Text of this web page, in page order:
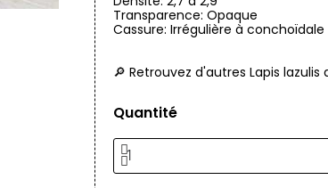
Transparence: Opaque
Cassure: Irrégulière à conchoïdale
🔎 Retrouvez d'autres Lapis
Quantité